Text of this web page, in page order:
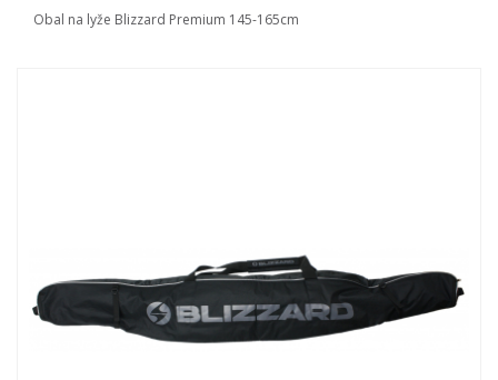
Obal na lyže Blizzard Premium 145-165cm